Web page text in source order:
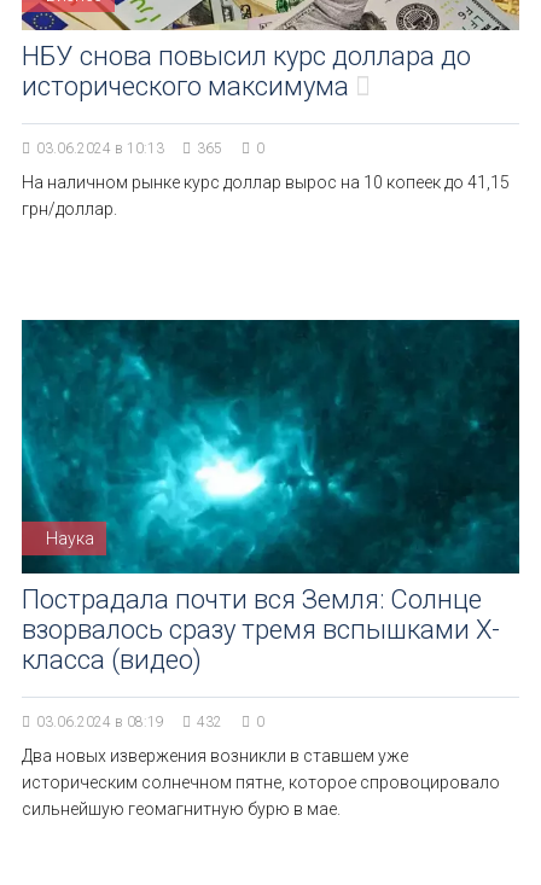
НБУ снова повысил курс доллара до
исторического максимума
03.06.2024 в 10:13 365 0
На наличном рынке курс доллар вырос на 10 копеек до 41,15
грн/доллар.
Наука
Пострадала почти вся Земля: Солнце
взорвалось сразу тремя вспышками Х-
класса (видео)
03.06.2024 в 08:19 432 0
Два новых извержения возникли в ставшем уже
историческим солнечном пятне, которое спровоцировало
сильнейшую геомагнитную бурю в мае.